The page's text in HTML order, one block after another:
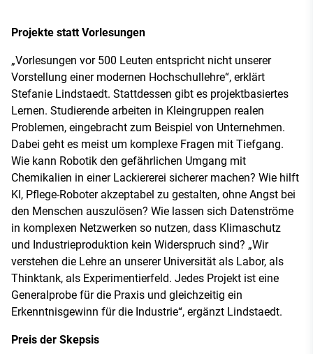
Projekte statt Vorlesungen
„Vorlesungen vor 500 Leuten entspricht nicht unserer
Vorstellung einer modernen Hochschullehre“, erklärt
Stefanie Lindstaedt. Stattdessen gibt es projektbasiertes
Lernen. Studierende arbeiten in Kleingruppen realen
Problemen, eingebracht zum Beispiel von Unternehmen.
Dabei geht es meist um komplexe Fragen mit Tiefgang.
Wie kann Robotik den gefährlichen Umgang mit
Chemikalien in einer Lackiererei sicherer machen? Wie hilft
KI, Pflege-Roboter akzeptabel zu gestalten, ohne Angst bei
den Menschen auszulösen? Wie lassen sich Datenströme
in komplexen Netzwerken so nutzen, dass Klimaschutz
und Industrieproduktion kein Widerspruch sind? „Wir
verstehen die Lehre an unserer Universität als Labor, als
Thinktank, als Experimentierfeld. Jedes Projekt ist eine
Generalprobe für die Praxis und gleichzeitig ein
Erkenntnisgewinn für die Industrie“, ergänzt Lindstaedt.
Preis der Skepsis